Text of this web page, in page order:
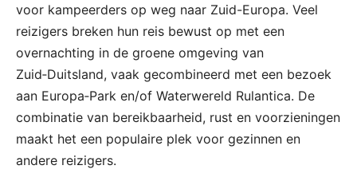
voor kampeerders op weg naar Zuid-Europa. Veel
reizigers breken hun reis bewust op met een
overnachting in de groene omgeving van
Zuid‑Duitsland, vaak gecombineerd met een bezoek
aan Europa‑Park en/of Waterwereld Rulantica. De
combinatie van bereikbaarheid, rust en voorzieningen
maakt het een populaire plek voor gezinnen en
andere reizigers.